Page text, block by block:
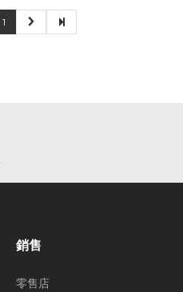
1
銷售
零售店